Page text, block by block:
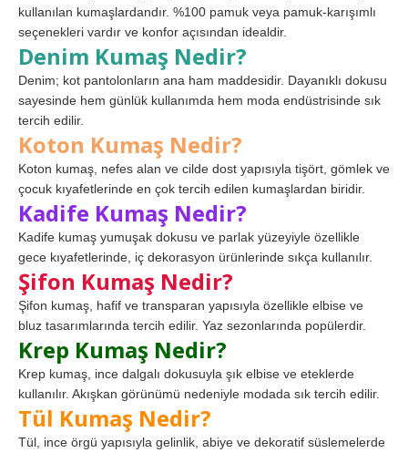
kullanılan kumaşlardandır. %100 pamuk veya pamuk-karışımlı
seçenekleri vardır ve konfor açısından idealdir.
Denim Kumaş Nedir?
Denim; kot pantolonların ana ham maddesidir. Dayanıklı dokusu
sayesinde hem günlük kullanımda hem moda endüstrisinde sık
tercih edilir.
Koton Kumaş Nedir?
Koton kumaş, nefes alan ve cilde dost yapısıyla tişört, gömlek ve
çocuk kıyafetlerinde en çok tercih edilen kumaşlardan biridir.
Kadife Kumaş Nedir?
Kadife kumaş yumuşak dokusu ve parlak yüzeyiyle özellikle
gece kıyafetlerinde, iç dekorasyon ürünlerinde sıkça kullanılır.
Şifon Kumaş Nedir?
Şifon kumaş, hafif ve transparan yapısıyla özellikle elbise ve
bluz tasarımlarında tercih edilir. Yaz sezonlarında popülerdir.
Krep Kumaş Nedir?
Krep kumaş, ince dalgalı dokusuyla şık elbise ve eteklerde
kullanılır. Akışkan görünümü nedeniyle modada sık tercih edilir.
Tül Kumaş Nedir?
Tül, ince örgü yapısıyla gelinlik, abiye ve dekoratif süslemelerde